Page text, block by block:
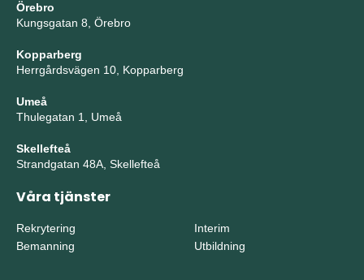
Örebro
Kungsgatan 8, Örebro
Kopparberg
Herrgårdsvägen 10, Kopparberg
Umeå
Thulegatan 1, Umeå
Skellefteå
Strandgatan 48A, Skellefteå
Våra tjänster
Rekrytering
Bemanning
Interim
Utbildning